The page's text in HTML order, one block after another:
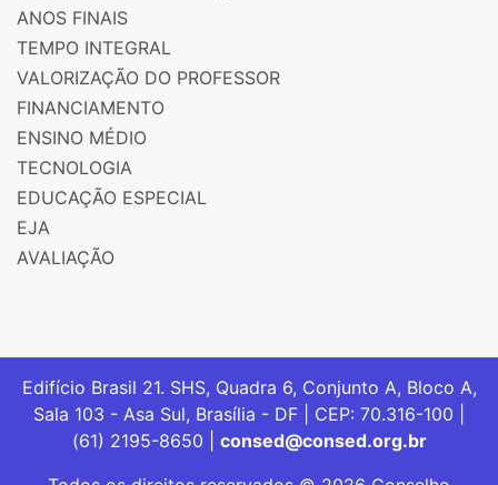
ANOS FINAIS
TEMPO INTEGRAL
VALORIZAÇÃO DO PROFESSOR
FINANCIAMENTO
ENSINO MÉDIO
TECNOLOGIA
EDUCAÇÃO ESPECIAL
EJA
AVALIAÇÃO
Edifício Brasil 21. SHS, Quadra 6, Conjunto A, Bloco A,
Sala 103 - Asa Sul, Brasília - DF | CEP: 70.316-100 |
(61) 2195-8650 | consed@consed.org.br